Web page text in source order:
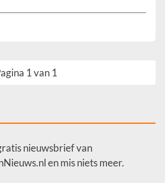
1 van 1
nieuwsbrief van
en mis niets meer.